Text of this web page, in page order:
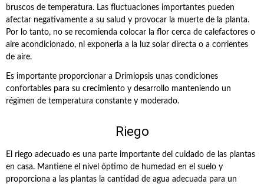
bruscos de temperatura. Las fluctuaciones importantes pueden
afectar negativamente a su salud y provocar la muerte de la planta.
Por lo tanto, no se recomienda colocar la flor cerca de calefactores o
aire acondicionado, ni exponerla a la luz solar directa o a corrientes
de aire.
Es importante proporcionar a Drimiopsis unas condiciones
confortables para su crecimiento y desarrollo manteniendo un
régimen de temperatura constante y moderado.
Riego
El riego adecuado es una parte importante del cuidado de las plantas
en casa. Mantiene el nivel óptimo de humedad en el suelo y
proporciona a las plantas la cantidad de agua adecuada para un